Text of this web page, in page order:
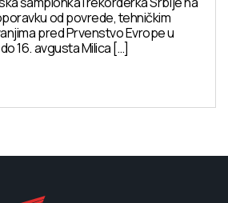
od povrede, tehničkim
pred Prvenstvo Evrope u
16. avgusta Milica […]